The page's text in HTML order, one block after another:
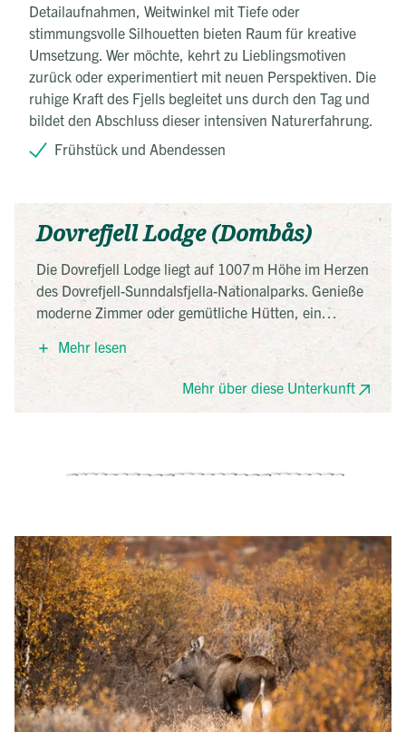
Detailaufnahmen, Weitwinkel mit Tiefe oder
stimmungsvolle Silhouetten bieten Raum für kreative
Umsetzung. Wer möchte, kehrt zu Lieblingsmotiven
zurück oder experimentiert mit neuen Perspektiven. Die
ruhige Kraft des Fjells begleitet uns durch den Tag und
bildet den Abschluss dieser intensiven Naturerfahrung.
Frühstück und Abendessen
Dovrefjell Lodge (Dombås)
Die Dovrefjell Lodge liegt auf 1007 m Höhe im Herzen
des Dovrefjell-Sunndalsfjella-Nationalparks. Genieße
moderne Zimmer oder gemütliche Hütten, ein
reichhaltiges Frühstück und eine herrliche
Sonnenterrasse. Perfekter Ausgangspunkt für
Wanderungen und geführte Moschusochsen-Safaris
Mehr lesen
Mehr über diese Unterkunft